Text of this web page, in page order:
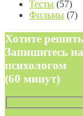
Тесты (57)
Фильмы (7)
Хотите
Запишитесь
психологом
(60 минут)